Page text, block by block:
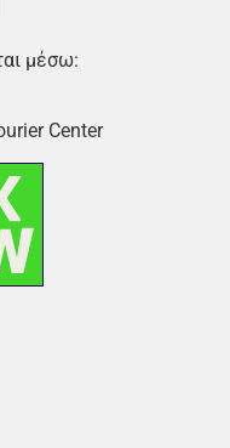
μέσω: